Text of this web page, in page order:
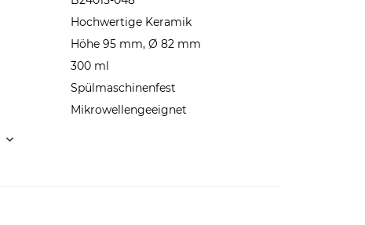
Hochwertige Keramik
Höhe 95 mm, Ø 82 mm
300 ml
Spülmaschinenfest
Mikrowellengeeignet